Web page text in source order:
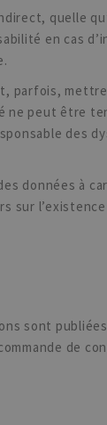
quelle
en cas
parfois,
peut être
des
données à
sont
de